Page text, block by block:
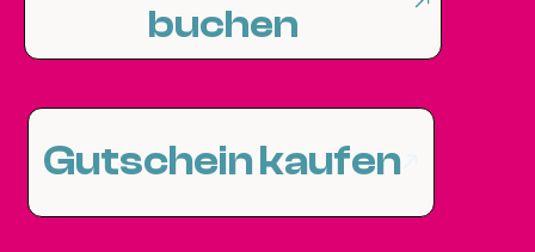
buchen
Gutschein kaufen